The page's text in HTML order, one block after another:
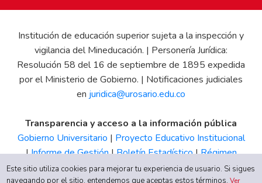
Institución de educación superior sujeta a la inspección y
vigilancia del Mineducación. | Personería Jurídica:
Resolución 58 del 16 de septiembre de 1895 expedida
por el Ministerio de Gobierno. | Notificaciones judiciales
en juridica@urosario.edu.co
Transparencia y acceso a la información pública
Gobierno Universitario | Proyecto Educativo Institucional
|Informe de Gestión|Boletín Estadístico|Régimen
Tributario|Estados Financieros |Código de Ética| Canal
Este sitio utiliza cookies para mejorar tu experiencia de usuario. Si sigues
navegando por el sitio, entendemos que aceptas estos términos.Ver